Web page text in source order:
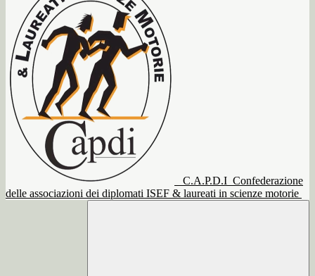
C.A.P.D.I Confederazione
delle associazioni dei diplomati ISEF & laureati in scienze motorie